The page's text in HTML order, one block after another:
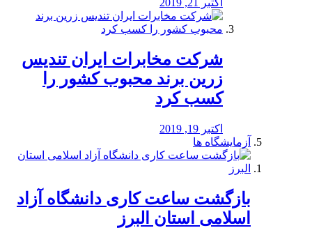
اکتبر 21, 2019
شرکت مخابرات ایران تندیس
زرین برند محبوب کشور را
کسب کرد
اکتبر 19, 2019
آزمایشگاه ها
بازگشت ساعت کاری دانشگاه آزاد
اسلامی استان البرز